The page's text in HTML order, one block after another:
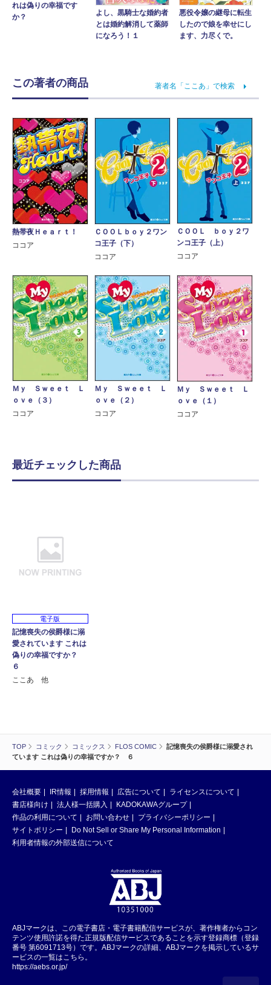
TOP コミック コミックス FLOS COMIC
記憶喪失の侯爵様に溺愛され
ています これは偽りの幸福ですか？ ６
れは偽りの幸福です
か？
よし、黒騎士な婚約者
とは婚約解消して薬師
になろう！１
悪役令嬢の継母に転生
したので娘を幸せにし
ます、力尽くで。
この著者の商品 著者名「ここあ」で検索
熱帯夜Ｈｅａｒｔ！
ココア
ＣＯＯＬｂｏｙ２ワン
コ王子（下）
ココア
ＣＯＯＬ ｂｏｙ２ワ
ンコ王子（上）
ココア
Ｍｙ Ｓｗｅｅｔ Ｌ
ｏｖｅ（３）
ココア
Ｍｙ Ｓｗｅｅｔ Ｌ
ｏｖｅ（２）
ココア
Ｍｙ Ｓｗｅｅｔ Ｌ
ｏｖｅ（１）
ココア
最近チェックした商品
電子版
記憶喪失の侯爵様に溺
愛されています これは
偽りの幸福ですか？
６
ここあ 他
会社概要 IR情報 採用情報 広告について
ライセンスについて
書店様向け
法人様一括購入
KADOKAWAグループ
作品の利用について
お問い合わせ
プライバシーポリシー
サイトポリシー
Do Not Sell or Share My Personal Information
利用者情報の外部送信について
ABJマークは、この電子書店・電子書籍配信サービスが、著作権者からコン
テンツ使用許諾を得た正規版配信サービスであることを示す登録商標（登録
番号 第6091713号）です。ABJマークの詳細、ABJマークを掲示しているサ
ービスの一覧はこちら。
https://aebs.or.jp/